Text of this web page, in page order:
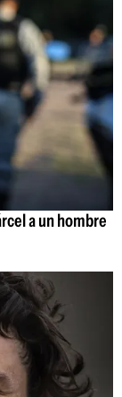
a un hombre